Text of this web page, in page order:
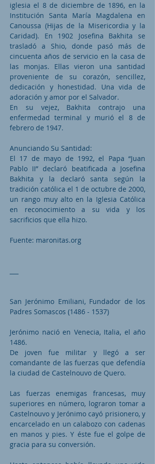
iglesia el 8 de diciembre de 1896, en la
Institución Santa María Magdalena en
Canoussa (Hijas de la Misericordia y la
Caridad). En 1902 Josefina Bakhita se
trasladó a Shio, donde pasó más de
cincuenta años de servicio en la casa de
las monjas. Ellas vieron una santidad
proveniente de su corazón, sencillez,
dedicación y honestidad. Una vida de
adoración y amor por el Salvador.
En su vejez, Bakhita contrajo una
enfermedad terminal y murió el 8 de
febrero de 1947.
Anunciando Su Santidad:
El 17 de mayo de 1992, el Papa “Juan
Pablo II” declaró beatificada a Josefina
Bakhita y la declaró santa según la
tradición católica el 1 de octubre de 2000,
un rango muy alto en la Iglesia Católica
en reconocimiento a su vida y los
sacrificios que ella hizo.
Fuente: maronitas.org
San Jerónimo Emiliani, Fundador de los
Padres Somascos (1486 - 1537)
Jerónimo nació en Venecia, Italia, el año
1486.
De joven fue militar y llegó a ser
comandante de las fuerzas que defendía
la ciudad de Castelnouvo de Quero.
Las fuerzas enemigas francesas, muy
superiores en número, lograron tomar a
Castelnouvo y Jerónimo cayó prisionero, y
encarcelado en un calabozo con cadenas
en manos y pies. Y éste fue el golpe de
gracia para su conversión.